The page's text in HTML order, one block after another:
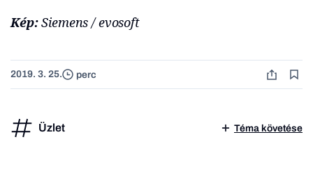
Kép:Siemens / evosoft
2019. 3. 25. perc
Üzlet Téma követése